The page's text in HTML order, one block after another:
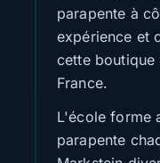
parapente à
expérience et
cette boutique
France.
L'école forme
parapente